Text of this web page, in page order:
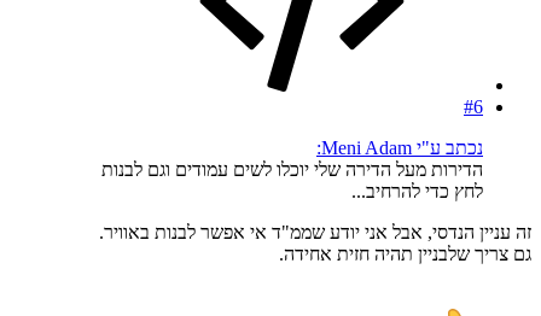
#6
נכתב ע"י Meni Adam:
הדירות מעל הדירה שלי יוכלו לשים עמודים וגם לבנות
לחץ כדי להרחיב...
זה עניין הנדסי, אבל אני יודע שממ"ד אי אפשר לבנות באוויר.
גם צריך שלבניין תהיה חזית אחידה.